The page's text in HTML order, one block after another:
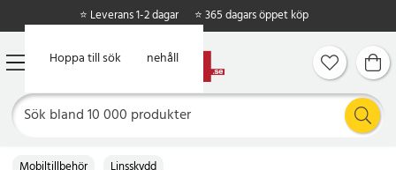
Hoppa till huvudinnehåll
Hoppa till sök
⭐ Leverans 1-2 dagar ⭐ 365 dagars öppet köp